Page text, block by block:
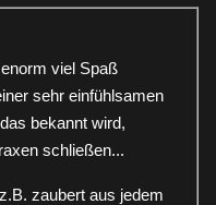
viel Spaß
bekannt wird,
schließen...
zaubert aus jedem